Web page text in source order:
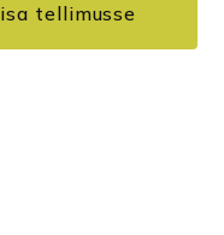
tellimusse